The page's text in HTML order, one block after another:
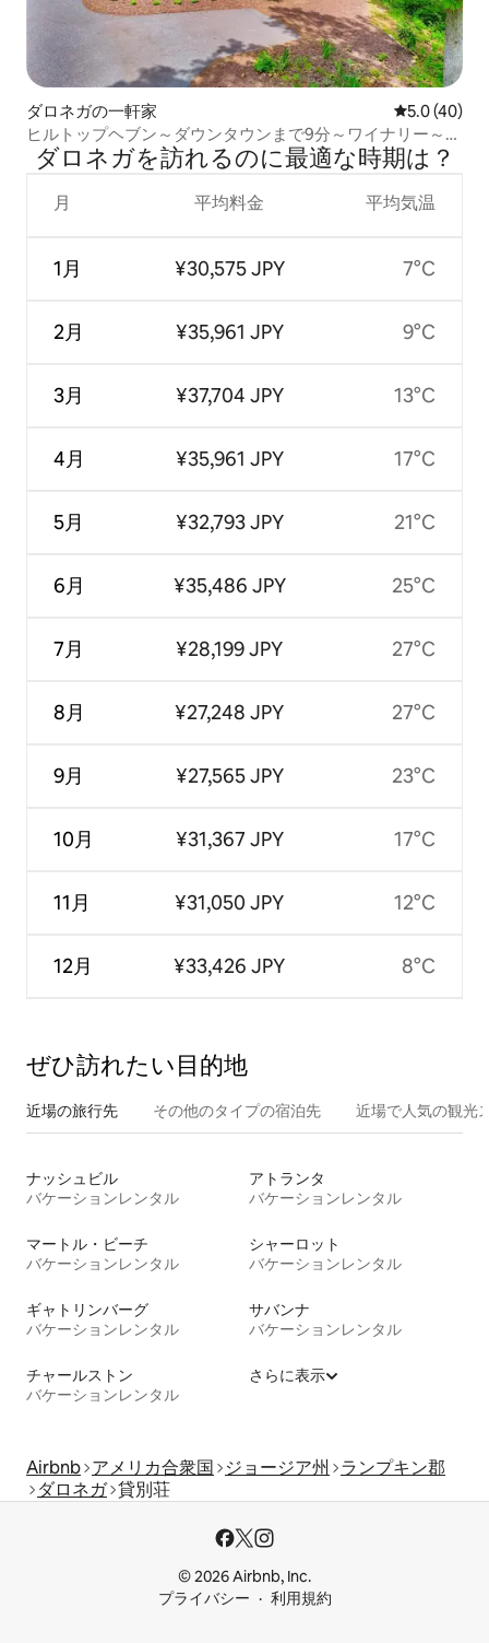
ダロネガの一軒家 レビュー40
5.0 (40)
ヒルトップヘブン～ダウンタウンまで9分～ワイナリー～ア
ーケード～焚き火台
ダロネガを訪⁠れ⁠るの⁠に最⁠適⁠な時⁠期⁠は⁠？
月
1月
2月
3月
4月
5月
6月
7月
8月
9月
10月
11月
12月
平均料金
¥30,575 JPY
¥35,961 JPY
¥37,704 JPY
¥35,961 JPY
¥32,793 JPY
¥35,486 JPY
¥28,199 JPY
¥27,248 JPY
¥27,565 JPY
¥31,367 JPY
¥31,050 JPY
¥33,426 JPY
平均気温
7°C
9°C
13°C
17°C
21°C
25°C
27°C
27°C
23°C
17°C
12°C
8°C
ぜひ訪⁠れ⁠た⁠い目⁠的⁠地
近場の旅行先 その他のタ⁠イ⁠プ⁠の宿⁠泊⁠先 近場で人気の観光
ナッシュビル
バケーションレンタル
アトランタ
バケーションレンタル
マートル・ビーチ
バケーションレンタル
シャーロット
バケーションレンタル
ギャトリンバーグ
バケーションレンタル
サバンナ
バケーションレンタル
チャールストン
バケーションレンタル
さらに表示
Airbnb アメリカ合衆国 ジョージア州
ランプキン郡
ダロネガ 貸別荘
© 2026 Airbnb, Inc.
プライバシー
利用規約